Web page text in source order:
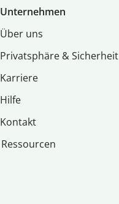
Unternehmen
Über uns
Privatsphäre & Sicherheit
Karriere
Hilfe
Kontakt
Ressourcen